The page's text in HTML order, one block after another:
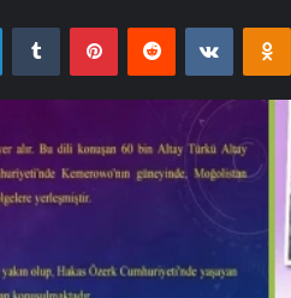
LinkedInTumblr PinterestReddit